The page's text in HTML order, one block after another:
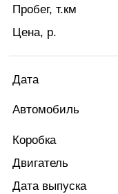
Пробег, т.км
Цена, р.
Дата
Автомобиль
Коробка
Двигатель
Дата выпуска